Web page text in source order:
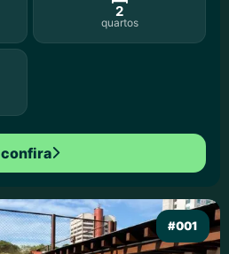
2
quartos
confira
#001